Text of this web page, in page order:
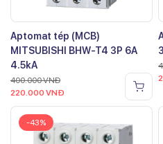
Aptomat tép (MCB)
MITSUBISHI BHW-T4 3P 6A
4.5kA
400.000VNĐ
220.000 VNĐ
-43%